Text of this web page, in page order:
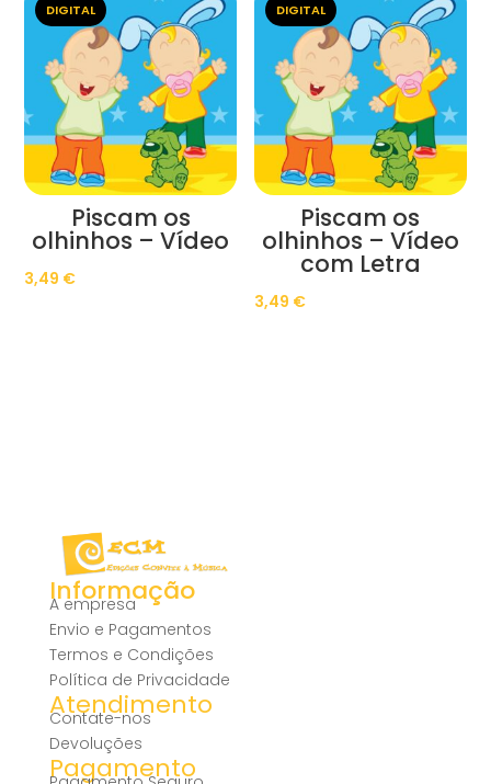
DIGITAL
Piscam os
olhinhos – Vídeo
3,49 €
DIGITAL
Piscam os
olhinhos – Vídeo
com Letra
3,49 €
Informação
A empresa
Envio e Pagamentos
Termos e Condições
Política de Privacidade
Atendimento
Contate-nos
Devoluções
Pagamento